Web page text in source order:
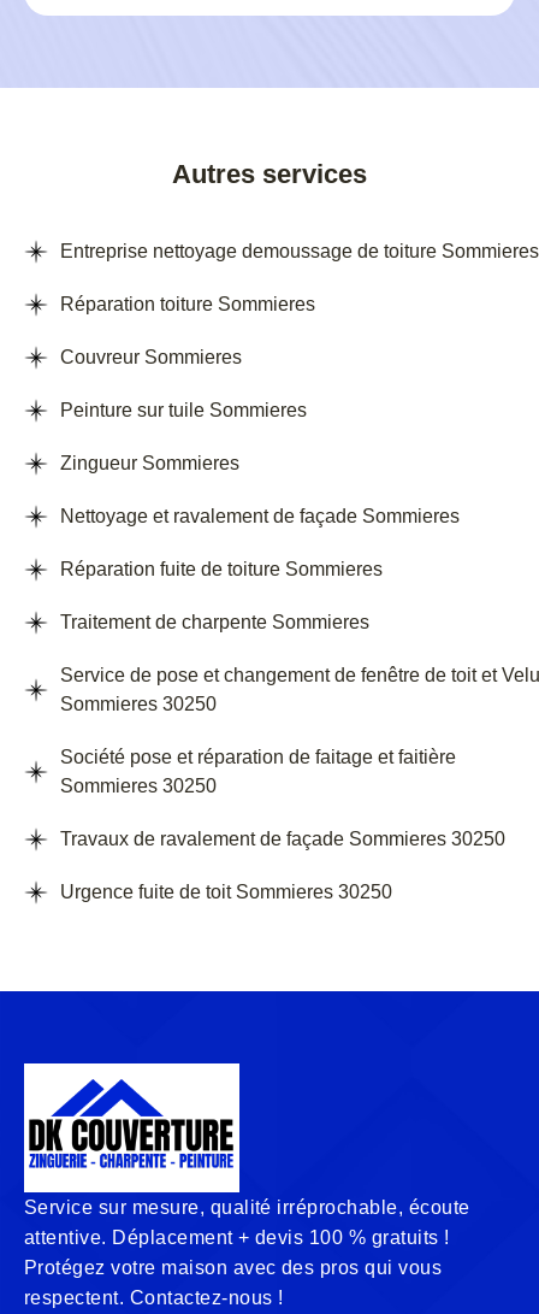
Autres services
Entreprise nettoyage demoussage de toiture Sommieres
Réparation toiture Sommieres
Couvreur Sommieres
Peinture sur tuile Sommieres
Zingueur Sommieres
Nettoyage et ravalement de façade Sommieres
Réparation fuite de toiture Sommieres
Traitement de charpente Sommieres
Service de pose et changement de fenêtre de toit et
Sommieres 30250
Société pose et réparation de faitage et faitière
Sommieres 30250
Travaux de ravalement de façade Sommieres 30250
Urgence fuite de toit Sommieres 30250
Service sur mesure, qualité irréprochable, écoute
attentive. Déplacement + devis 100 % gratuits !
Protégez votre maison avec des pros qui vous
respectent. Contactez-nous !